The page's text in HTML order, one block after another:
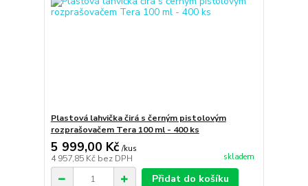
Plastová lahvička čirá s černým pistolovým
rozprašovačem Tera 100 ml - 400 ks
5 999,00 Kč /kus
4 957,85 Kč bez DPH skladem
Přidat do košíku